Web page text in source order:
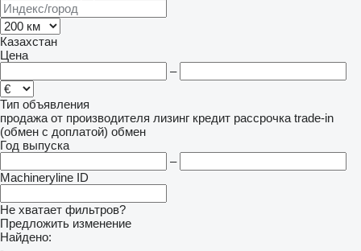
Казахстан
Цена
–
Тип объявления
продажа от производителя лизинг кредит рассрочка trade-in
(обмен с доплатой) обмен
Год выпуска
–
Machineryline ID
Не хватает фильтров?
Предложить изменение
Найдено: